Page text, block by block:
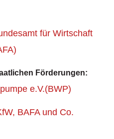
für Wirtschaft
Förderungen:
e.V.(BWP)
BAFA und Co.